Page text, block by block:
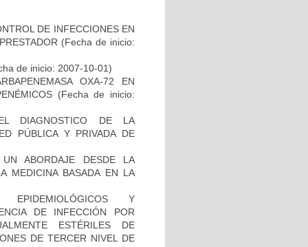
DE INFECCIONES EN
(Fecha de inicio:
de inicio: 2007-10-01)
OXA-72 EN
(Fecha de inicio:
DIAGNOSTICO DE LA
PÚBLICA Y PRIVADA DE
ABORDAJE DESDE LA
MEDICINA BASADA EN LA
EPIDEMIOLÓGICOS Y
DE INFECCIÓN POR
ESTÉRILES DE
DE TERCER NIVEL DE